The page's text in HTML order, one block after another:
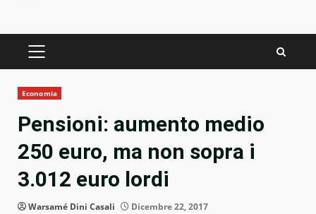
PRIMARY
Economia
Pensioni: aumento medio
250 euro, ma non sopra i
3.012 euro lordi
Warsamé Dini Casali Dicembre 22, 2017